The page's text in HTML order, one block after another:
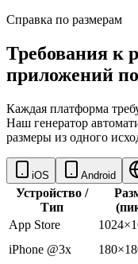
Справка по размерам
Требования к
приложений
Каждая платформа
Наш генератор
размеры из одного
iOS Android
Устройство /
Тип
App Store
iPhone @3x